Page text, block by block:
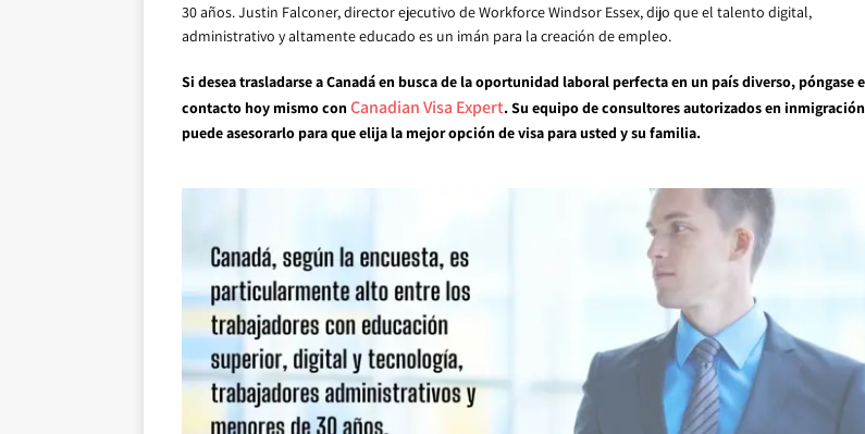
30 años. Justin Falconer, director ejecutivo de Workforce Windsor Essex, dijo que el talento digital,
administrativo y altamente educado es un imán para la creación de empleo.
Si desea trasladarse a Canadá en busca de la oportunidad laboral perfecta en un país diverso, póngase
contacto hoy mismo con Canadian Visa Expert. Su equipo de consultores autorizados en inmigración
puede asesorarlo para que elija la mejor opción de visa para usted y su familia.